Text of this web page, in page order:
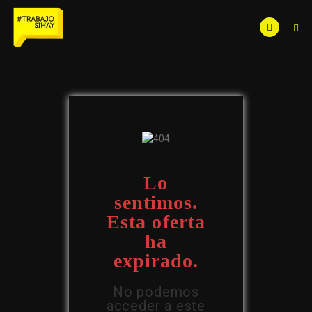
Lo
sentimos.
Esta oferta
ha
expirado.
No podemos
acceder a este